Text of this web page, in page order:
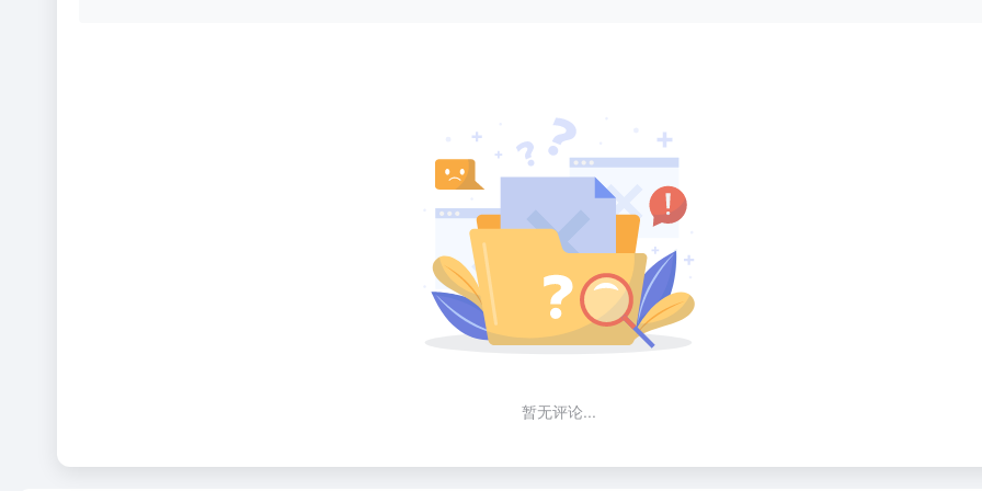
暂无评论...